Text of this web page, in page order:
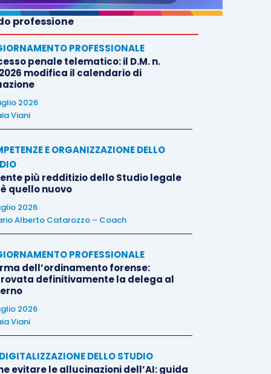
professione
PROFESSIONALE
penale telematico: il D.M. n.
modifica il calendario di
2026
Viani
E ORGANIZZAZIONE DELLO
più redditizio dello Studio legale
quello nuovo
2026
Alberto Catarozzo – Coach
PROFESSIONALE
dell’ordinamento forense:
definitivamente la delega al
2026
Viani
DELLO STUDIO
evitare le allucinazioni dell’AI: guida